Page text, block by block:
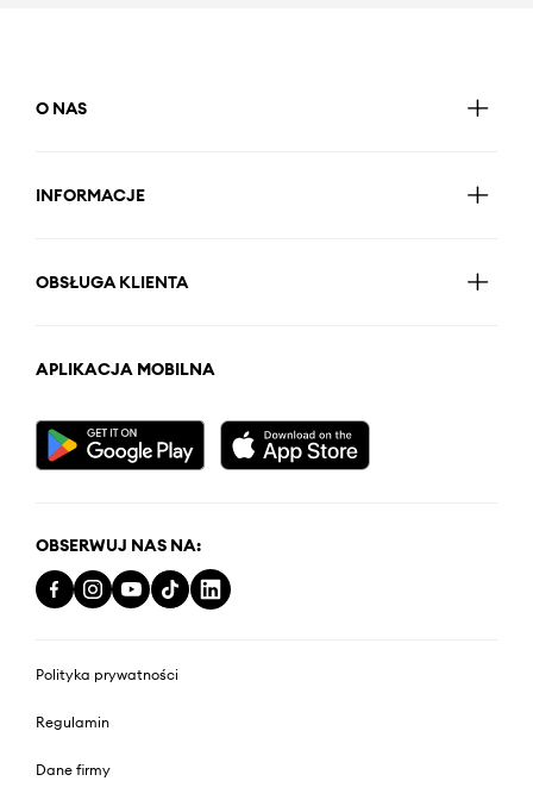
O NAS
INFORMACJE
OBSŁUGA KLIENTA
APLIKACJA MOBILNA
OBSERWUJ NAS NA:
Polityka prywatności
Regulamin
Dane firmy